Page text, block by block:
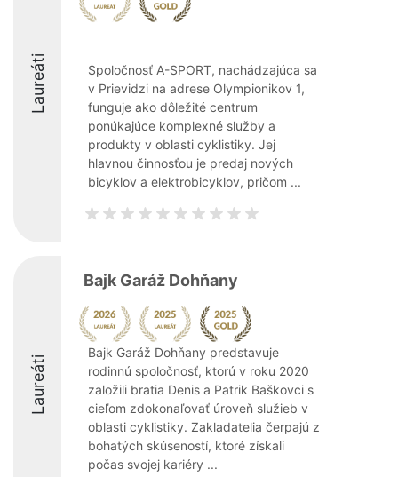
Laureáti
Spoločnosť A-SPORT, nachádzajúca sa
v Prievidzi na adrese Olympionikov 1,
funguje ako dôležité centrum
ponúkajúce komplexné služby a
produkty v oblasti cyklistiky. Jej
hlavnou činnosťou je predaj nových
bicyklov a elektrobicyklov, pričom ...
Laureáti
Bajk Garáž Dohňany
Bajk Garáž Dohňany predstavuje
rodinnú spoločnosť, ktorú v roku 2020
založili bratia Denis a Patrik Baškovci s
cieľom zdokonaľovať úroveň služieb v
oblasti cyklistiky. Zakladatelia čerpajú z
bohatých skúseností, ktoré získali
počas svojej kariéry ...